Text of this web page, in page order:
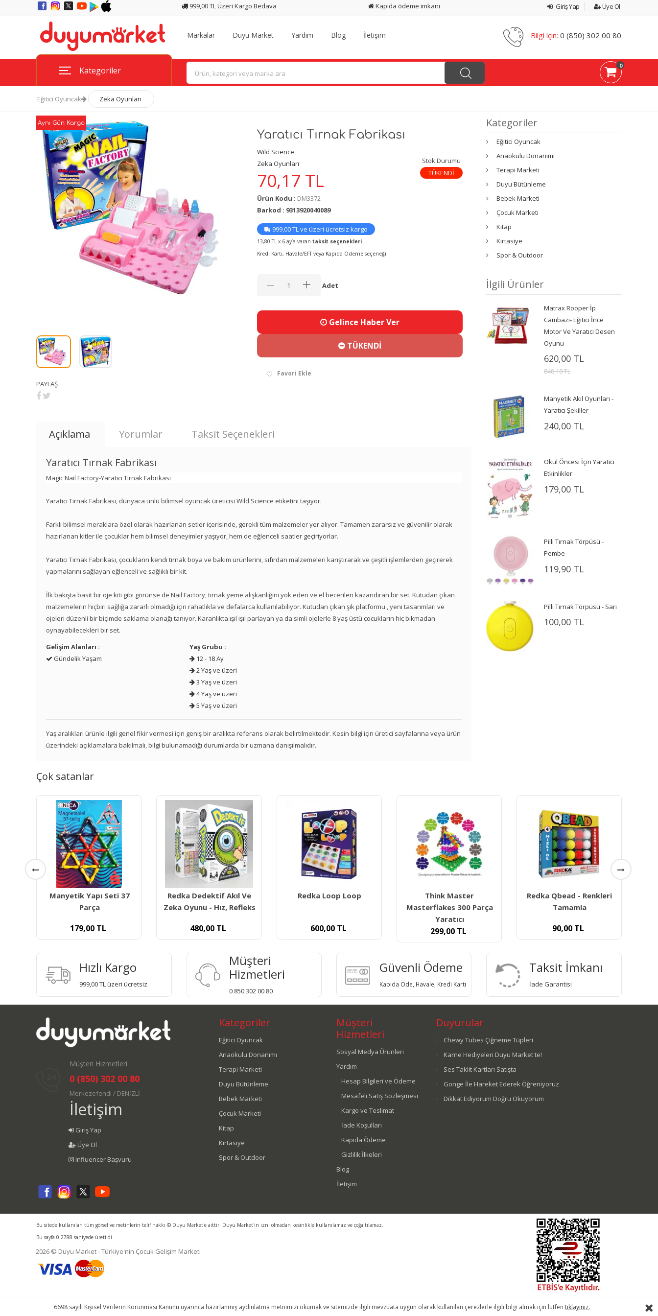
999,00 TL Üzeri Kargo Bedava Kapıda ödeme imkanı Giriş Yap Üye Ol
Markalar Duyu Market Yardım Blog İletişim Bilgi için: 0 (850) 302 00 80
Kategoriler 0
Eğitici Oyuncak Zeka Oyunları
Aynı Gün Kargo
PAYLAŞ
Yaratıcı Tırnak Fabrikası
Wild Science
Zeka Oyunları
Stok Durumu
TÜKENDİ
70,17 TL
Ürün Kodu : DM3372
Barkod : 9313920040089
999,00 TL ve üzeri ücretsiz kargo
13,80 TL x 6 ay’a varan taksit seçenekleri
Kredi Kartı, Havale/EFT veya Kapıda Ödeme seçeneği
Adet
Gelince Haber Ver
TÜKENDİ
Favori Ekle
Açıklama Yorumlar Taksit Seçenekleri
Yaratıcı Tırnak Fabrikası
Magic Nail Factory-Yaratıcı Tırnak Fabrikası
Yaratıcı Tırnak Fabrikası, dünyaca ünlü bilimsel oyuncak üreticisi Wild Science etiketini taşıyor.
Farklı bilimsel meraklara özel olarak hazırlanan setler içerisinde, gerekli tüm malzemeler yer alıyor. Tamamen zararsız ve güvenilir olarak
hazırlanan kitler ile çocuklar hem bilimsel deneyimler yaşıyor, hem de eğlenceli saatler geçiriyorlar.
Yaratıcı Tırnak Fabrikası, çocukların kendi tırnak boya ve bakım ürünlerini, sıfırdan malzemeleri karıştırarak ve çeşitli işlemlerden geçirerek
yapmalarını sağlayan eğlenceli ve sağlıklı bir kit.
İlk bakışta basit bir oje kiti gibi görünse de Nail Factory, tırnak yeme alışkanlığını yok eden ve el becerileri kazandıran bir set. Kutudan çıkan
malzemelerin hiçbiri sağlığa zararlı olmadığı için rahatlıkla ve defalarca kullanılabiliyor. Kutudan çıkan şık platformu , yeni tasarımları ve
ojeleri düzenli bir biçimde saklama olanağı tanıyor. Karanlıkta ışıl ışıl parlayan ya da simli ojelerle 8 yaş üstü çocukların hiç bıkmadan
oynayabilecekleri bir set.
Gelişim Alanları :
Gündelik Yaşam
Yaş Grubu :
12 - 18 Ay
2 Yaş ve üzeri
3 Yaş ve üzeri
4 Yaş ve üzeri
5 Yaş ve üzeri
Yaş aralıkları ürünle ilgili genel fikir vermesi için geniş bir aralıkta referans olarak belirtilmektedir. Kesin bilgi için üretici sayfalarına veya ürün
üzerindeki açıklamalara bakılmalı, bilgi bulunamadığı durumlarda bir uzmana danışılmalıdır.
Kategoriler
Eğitici Oyuncak
Anaokulu Donanımı
Terapi Marketi
Duyu Bütünleme
Bebek Marketi
Çocuk Marketi
Kitap
Kırtasiye
Spor & Outdoor
İlgili Ürünler
Matrax Rooper İp
Cambazı- Eğitici İnce
Motor Ve Yaratıcı Desen
Oyunu
620,00 TL
848,18 TL
Manyetik Akıl Oyunları -
Yaratıcı Şekiller
240,00 TL
Okul Öncesi İçin Yaratıcı
Etkinlikler
179,00 TL
Pilli Tırnak Törpüsü -
Pembe
119,90 TL
Pilli Tırnak Törpüsü - Sarı
100,00 TL
Çok satanlar
Redka Dedektif Akıl Ve
Zeka Oyunu - Hız, Refleks
480,00 TL
Redka Loop Loop
600,00 TL
Think Master
299,00 TL
Redka Qbead - Renkleri
Tamamla
90,00TL
Redka T- Tangram Zeka
Oyunu - Doğal Ahşap
80,00TL
Hızlı Kargo
999,00 TL üzeri ücretsiz
Müşteri
Hizmetleri
0 850 302 00 80
Güvenli Ödeme
Kapıda Öde, Havale, Kredi Kartı
Taksit İmkanı
İade Garantisi
Müşteri Hizmetleri
0 (850) 302 00 80
Merkezefendi / DENİZLİ
İletişim
Giriş Yap
Üye Ol
Influencer Başvuru
Kategoriler
Eğitici Oyuncak
Anaokulu Donanımı
Terapi Marketi
Duyu Bütünleme
Bebek Marketi
Çocuk Marketi
Kitap
Kırtasiye
Spor & Outdoor
Müşteri
Hizmetleri
Sosyal Medya Ürünleri
Yardım
Hesap Bilgileri ve Ödeme
Mesafeli Satış Sözleşmesi
Kargo ve Teslimat
İade Koşulları
Kapıda Ödeme
Gizlilik İlkeleri
Blog
İletişim
Duyurular
Chewy Tubes Çiğneme Tüpleri
Karne Hediyeleri Duyu Market'te!
Ses Taklit Kartları Satışta
Gonge İle Hareket Ederek Öğreniyoruz
Dikkat Ediyorum Doğru Okuyorum
Bu sitede kullanılan tüm görsel ve metinlerin telif hakkı © Duyu Market'e aittir. Duyu Market'in izni olmadan kesinlikle kullanılamaz ve çoğaltılamaz.
Bu sayfa 0.2788 saniyede üretildi.
2026 © Duyu Market - Türkiye'nin Çocuk Gelişim Marketi
6698 sayılı Kişisel Verilerin Korunması Kanunu uyarınca hazırlanmış aydınlatma metnimizi okumak ve sitemizde ilgili mevzuata uygun olarak kullanılan çerezlerle ilgili bilgi almak için lütfen tıklayınız.